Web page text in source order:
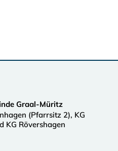
Graal-Müritz
(Pfarrsitz 2), KG
KG Rövershagen